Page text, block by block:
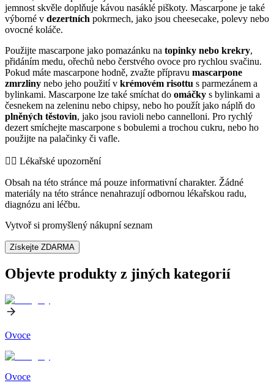
jemnost skvěle doplňuje kávou nasáklé piškoty. Mascarpone je také
výborné v dezertních pokrmech, jako jsou cheesecake, polevy nebo
ovocné koláče.
Použijte mascarpone jako pomazánku na topinky nebo krekry,
přidáním medu, ořechů nebo čerstvého ovoce pro rychlou svačinu.
Pokud máte mascarpone hodně, zvažte přípravu mascarpone
zmrzliny nebo jeho použití v krémovém risottu s parmezánem a
bylinkami. Mascarpone lze také smíchat do omáčky s bylinkami a
česnekem na zeleninu nebo chipsy, nebo ho použít jako náplň do
plněných těstovin, jako jsou ravioli nebo cannelloni. Pro rychlý
dezert smíchejte mascarpone s bobulemi a trochou cukru, nebo ho
použijte na palačinky či vafle.
👨‍⚕️️ Lékařské upozornění
Obsah na této stránce má pouze informativní charakter. Žádné
materiály na této stránce nenahrazují odbornou lékařskou radu,
diagnózu ani léčbu.
Vytvoř si promyšlený nákupní seznam
Získejte ZDARMA
Objevte produkty z jiných kategorií
Ovoce
Ovoce